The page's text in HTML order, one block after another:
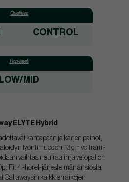
Qualities:
CONTROL
Hcp-level:
LOW/MID
ELYTE Hybrid
kantapään ja kärjen painot,
lyöntimuodon. 13 g:n volframi-
vaihtaa neutraalin ja vetopallon
4 -horel-järjestelmän ansiosta
Callawaysin kaikkien aikojen